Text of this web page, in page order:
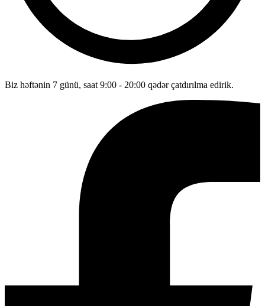
Biz həftənin 7 günü, saat 9:00 - 20:00 qədər çatdırılma edirik.